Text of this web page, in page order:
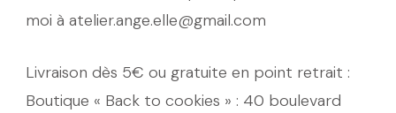
moi à atelier.ange.elle@gmail.com
Livraison dès 5€ ou gratuite en point retrait :
Boutique « Back to cookies » : 40 boulevard